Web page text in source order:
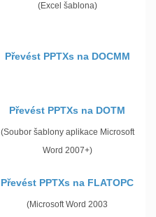
(Excel šablona)
Převést PPTXs na DOCMM
Převést PPTXs na DOTM
(Soubor šablony aplikace Microsoft
Word 2007+)
Převést PPTXs na FLATOPC
(Microsoft Word 2003